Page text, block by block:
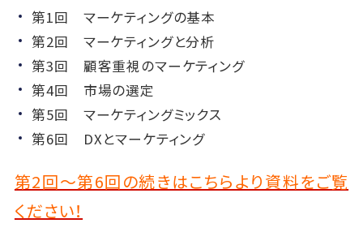
第1回 マーケティングの基本
第2回 マーケティングと分析
第3回 顧客重視のマーケティング
第4回 市場の選定
第5回 マーケティングミックス
第6回 DXとマーケティング
第2回～第6回の続きはこちらより資料をご覧
ください！